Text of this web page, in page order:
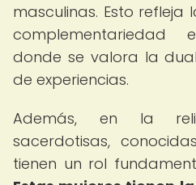
masculinas. Esto
complementariedad
donde se valora la
de experiencias.
Además, en la
sacerdotisas,
tienen un rol